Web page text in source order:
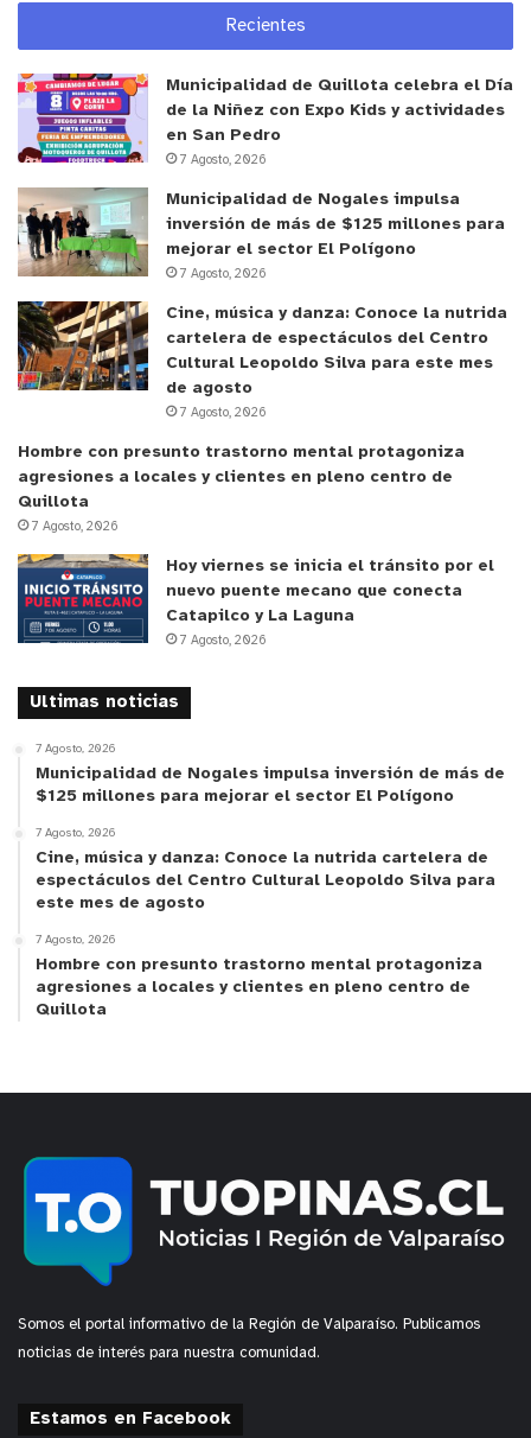
La investigadora postdoctoral del Instituto de
Ciencias Sociales (ICSO) de la UOH explica que “a
pesar del incremento de los desplazamientos
forzados, el Estado chileno ha concedido refugio a
un escaso número de NNA solicitantes, en la
mayoría de los casos, no se les ha otorgado
respuesta, lo que es, particularmente, preocupante
considerando la grave crisis que afecta a
Venezuela”.
Agrega, que “si bien existen esfuerzos por parte
del Estado chileno para brindar protección a NNA,
en contexto de movilidad forzada, éstos resultan
insuficientes a la luz del principio de interés
superior del niño/a”.
Este artículo fue elaborado en el marco del
FONDECYT Posdoctoral ANID N° 3230279
“Derecho al refugio en Chile. Un estudio sobre su
consagración normativa y aplicación práctica
encuentra publicado en la Revista Direito
sidorecomendado por la Cátedra de la UNESCO
Una de las líneas de investigación a desarrollar a
futuro, a partir de esta investigación, es “indagar
en mecanismos de regularización flexibles al
contexto de la movilidad de NNA, atendiendo a sus
necesidades de protección y a las obligaciones
emanadas del interés superior del niño/a”, explica
Martina Cociña.
y tú, ¿qué opinas?
Recientes
Municipalidad de Quillota celebra el Día
de la Niñez con Expo Kids y actividades
en San Pedro
7 Agosto, 2026
Municipalidad de Nogales impulsa
inversión de más de $125 millones para
mejorar el sector El Polígono
7 Agosto, 2026
Cine, música y danza: Conoce la nutrida
cartelera de espectáculos del Centro
Cultural Leopoldo Silva para este mes
de agosto
7 Agosto, 2026
Hombre con presunto trastorno mental protagoniza
agresiones a locales y clientes en pleno centro de
Quillota
7 Agosto, 2026
Hoy viernes se inicia el tránsito por el
nuevo puente mecano que conecta
Catapilco y La Laguna
7 Agosto, 2026
Ultimas noticias
7 Agosto, 2026
Municipalidad de Nogales impulsa inversión de más de
$125 millones para mejorar el sector El Polígono
7 Agosto, 2026
Cine, música y danza: Conoce la nutrida cartelera de
espectáculos del Centro Cultural Leopoldo Silva para
este mes de agosto
7 Agosto, 2026
Hombre con presunto trastorno mental protagoniza
agresiones a locales y clientes en pleno centro de
Quillota
Somos el portal informativo de la Región de Valparaíso. Publicamos
noticias de interés para nuestra comunidad.
Estamos en Facebook